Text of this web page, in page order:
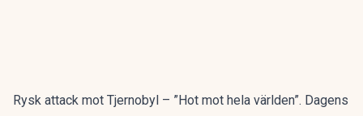
Rysk attack mot Tjernobyl – ”Hot mot hela världen”. Dagens